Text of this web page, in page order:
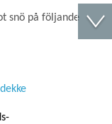
snö på följande